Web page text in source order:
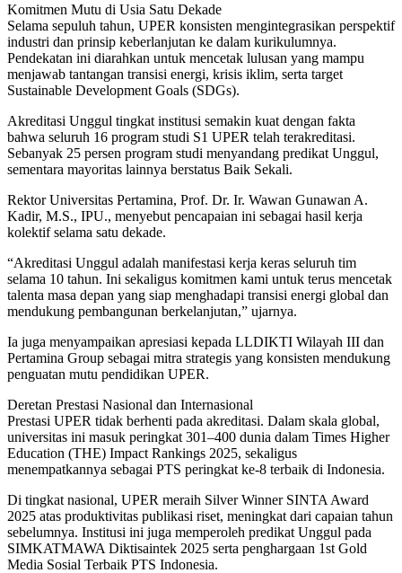
Komitmen Mutu di Usia Satu Dekade
Selama sepuluh tahun, UPER konsisten mengintegrasikan perspektif
industri dan prinsip keberlanjutan ke dalam kurikulumnya.
Pendekatan ini diarahkan untuk mencetak lulusan yang mampu
menjawab tantangan transisi energi, krisis iklim, serta target
Sustainable Development Goals (SDGs).
Akreditasi Unggul tingkat institusi semakin kuat dengan fakta
bahwa seluruh 16 program studi S1 UPER telah terakreditasi.
Sebanyak 25 persen program studi menyandang predikat Unggul,
sementara mayoritas lainnya berstatus Baik Sekali.
Rektor Universitas Pertamina, Prof. Dr. Ir. Wawan Gunawan A.
Kadir, M.S., IPU., menyebut pencapaian ini sebagai hasil kerja
kolektif selama satu dekade.
“Akreditasi Unggul adalah manifestasi kerja keras seluruh tim
selama 10 tahun. Ini sekaligus komitmen kami untuk terus mencetak
talenta masa depan yang siap menghadapi transisi energi global dan
mendukung pembangunan berkelanjutan,” ujarnya.
Ia juga menyampaikan apresiasi kepada LLDIKTI Wilayah III dan
Pertamina Group sebagai mitra strategis yang konsisten mendukung
penguatan mutu pendidikan UPER.
Deretan Prestasi Nasional dan Internasional
Prestasi UPER tidak berhenti pada akreditasi. Dalam skala global,
universitas ini masuk peringkat 301–400 dunia dalam Times Higher
Education (THE) Impact Rankings 2025, sekaligus
menempatkannya sebagai PTS peringkat ke-8 terbaik di Indonesia.
Di tingkat nasional, UPER meraih Silver Winner SINTA Award
2025 atas produktivitas publikasi riset, meningkat dari capaian tahun
sebelumnya. Institusi ini juga memperoleh predikat Unggul pada
SIMKATMAWA Diktisaintek 2025 serta penghargaan 1st Gold
Media Sosial Terbaik PTS Indonesia.